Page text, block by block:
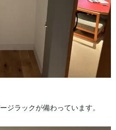
ジラックが備わっています。